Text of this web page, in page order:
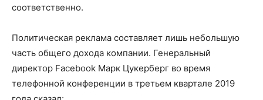
соответственно.
Политическая реклама составляет лишь небольшую
часть общего дохода компании. Генеральный
директор Facebook Марк Цукерберг во время
телефонной конференции в третьем квартале 2019